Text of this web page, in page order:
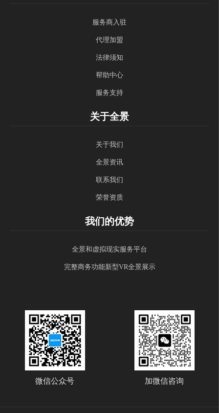
服务商入驻
代理加盟
法律须知
帮助中心
服务支持
关于全景
关于我们
全景资讯
联系我们
荣誉资质
我们的优势
全景和虚拟现实服务平台
完整商务功能新型VR全景展示
微信公众号 加微信咨询